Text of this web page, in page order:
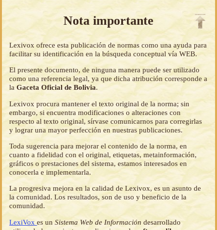
Nota importante
Lexivox ofrece esta publicación de normas como una ayuda para
facilitar su identificación en la búsqueda conceptual vía WEB.
El presente documento, de ninguna manera puede ser utilizado
como una referencia legal, ya que dicha atribución corresponde a
laGaceta Oficial de Bolivia.
Lexivox procura mantener el texto original de la norma; sin
embargo, si encuentra modificaciones o alteraciones con
respecto al texto original, sírvase comunicarnos para corregirlas
y lograr una mayor perfección en nuestras publicaciones.
Toda sugerencia para mejorar el contenido de la norma, en
cuanto a fidelidad con el original, etiquetas, metainformación,
gráficos o prestaciones del sistema, estamos interesados en
conocerla e implementarla.
La progresiva mejora en la calidad de Lexivox, es un asunto de
la comunidad. Los resultados, son de uso y beneficio de la
comunidad.
LexiVoxes unSistema Web de Información desarrollado